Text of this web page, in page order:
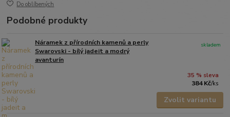
Do oblíbených
Podobné produkty
Náramek z přírodních kamenů a perly
Swarovski - bílý jadeit a modrý
avanturín
35 % sleva
384 Kč/ks
skladem
Zvolit variantu